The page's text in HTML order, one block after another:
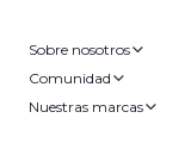
Sobre nosotros
Comunidad
Nuestras marcas